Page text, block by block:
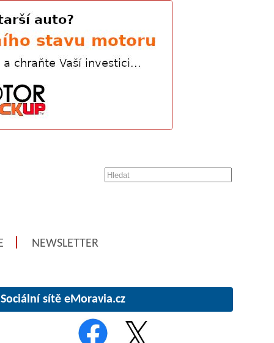
NEWSLETTER
Sociální sítě eMoravia.cz